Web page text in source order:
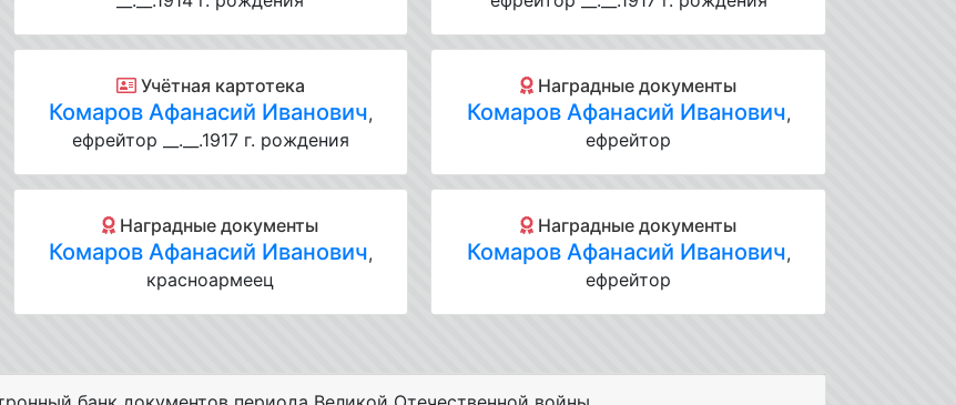
Учётная картотека
Комаров Афанасий Иванович,
ефрейтор __.__.1917 г. рождения
Наградные документы
Комаров Афанасий Иванович,
красноармеец
Наградные документы
Комаров Афанасий Иванович,
ефрейтор
Наградные документы
Комаров Афанасий Иванович,
ефрейтор